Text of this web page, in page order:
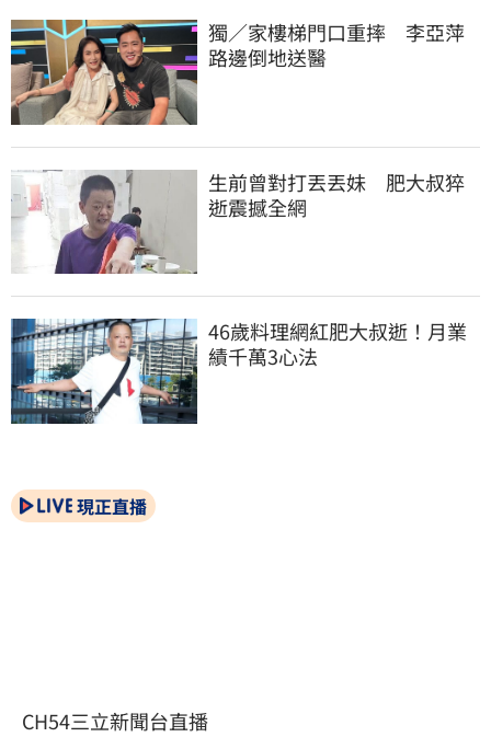
獨／家樓梯門口重摔　李亞萍
路邊倒地送醫
生前曾對打丟丟妹　肥大叔猝
逝震撼全網
46歲料理網紅肥大叔逝！月業
績千萬3心法
現正直播
CH54三立新聞台直播